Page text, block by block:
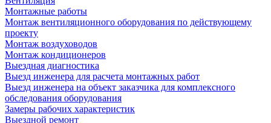
Монтажные работы
Монтаж вентиляционного оборудования по действующему
проекту
Монтаж воздуховодов
Монтаж кондиционеров
Выездная диагностика
Выезд инженера для расчета монтажных работ
Выезд инженера на объект заказчика для комплексного
обследования оборудования
Замеры рабочих характеристик
Выездной ремонт